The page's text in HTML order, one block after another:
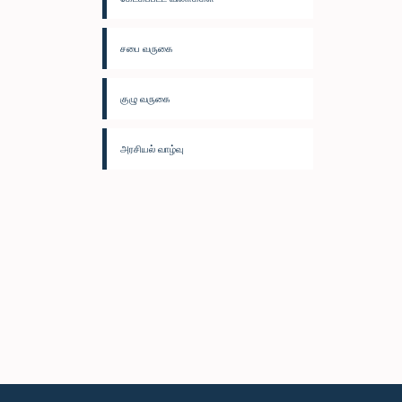
சபை வருகை
குழு வருகை
அரசியல் வாழ்வு